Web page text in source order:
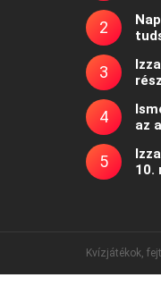
rész
az
10.
Kvízjátékok,